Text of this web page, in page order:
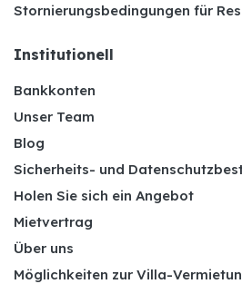
Stornierungsbedingungen für
Institutionell
Bankkonten
Unser Team
Blog
Sicherheits- und
Holen Sie sich ein Angebot
Mietvertrag
Über uns
Möglichkeiten zur Villa-